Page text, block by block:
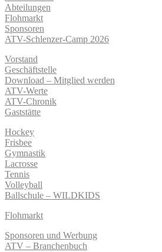
Abteilungen
Flohmarkt
Sponsoren
ATV-Schlenzer-Camp 2026
Vorstand
Geschäftstelle
Download – Mitglied werden
ATV-Werte
ATV-Chronik
Gaststätte
Hockey
Frisbee
Gymnastik
Lacrosse
Tennis
Volleyball
Ballschule – WILDKIDS
Flohmarkt
Sponsoren und Werbung
ATV – Branchenbuch